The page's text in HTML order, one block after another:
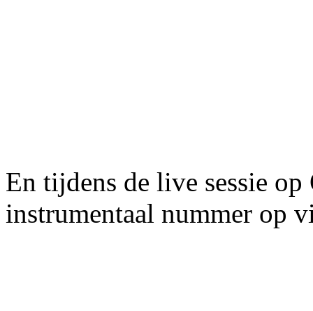
En tijdens de live sessie
instrumentaal nummer op